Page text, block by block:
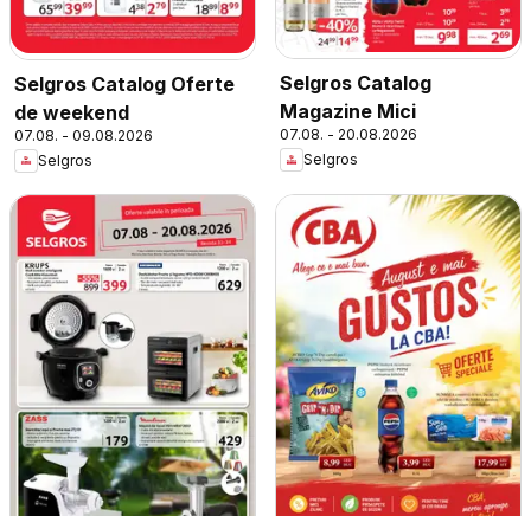
Selgros Catalog Oferte
de weekend
07.08. - 09.08.2026
Selgros
Selgros Catalog
Magazine Mici
07.08. - 20.08.2026
Selgros